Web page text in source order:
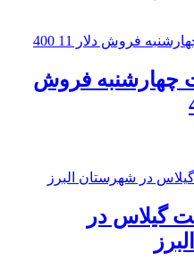
چهارشنبه فروش
گیلاس در